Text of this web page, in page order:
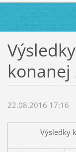
konanej
22.08.2016 17:16
Výsledky